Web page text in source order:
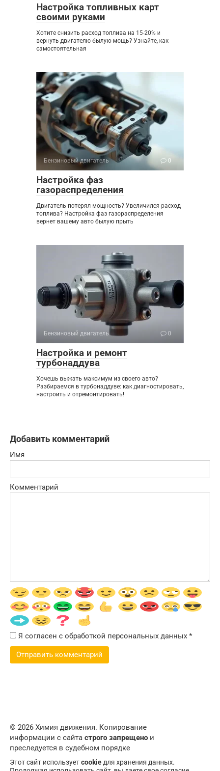
Настройка топливных карт
своими руками
Хотите снизить расход топлива на 15-20% и
вернуть двигателю былую мощь? Узнайте, как
самостоятельная
Бензиновый двигатель 0
Настройка фаз
газораспределения
Двигатель потерял мощность? Увеличился расход
топлива? Настройка фаз газораспределения
вернет вашему авто былую прыть
Бензиновый двигатель 0
Настройка и ремонт
турбонаддува
Хочешь выжать максимум из своего авто?
Разбираемся в турбонаддуве: как диагностировать,
настроить и отремонтировать!
Добавить комментарий
Имя
Комментарий
Я согласен с обработкой персональных данных *
© 2026 Химия движения. Копирование
информации с сайта строго запрещено и
преследуется в судебном порядке
Этот сайт используетcookie для хранения данных.